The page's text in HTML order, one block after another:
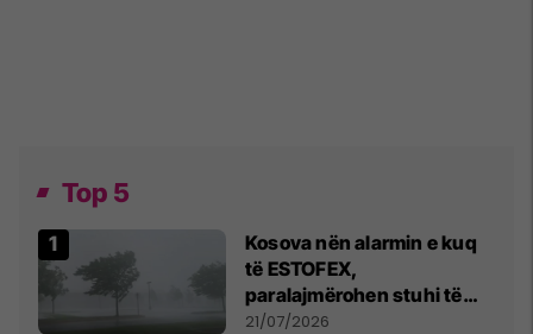
Top 5
Kosova nën alarmin e kuq
të ESTOFEX,
paralajmërohen stuhi të
fuqishme me breshër dhe
21/07/2026